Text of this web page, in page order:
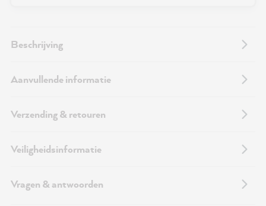
Beschrijving
Aanvullende informatie
Verzending & retouren
Veiligheidsinformatie
Vragen & antwoorden